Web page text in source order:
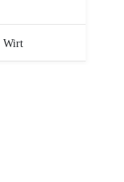
Wirt